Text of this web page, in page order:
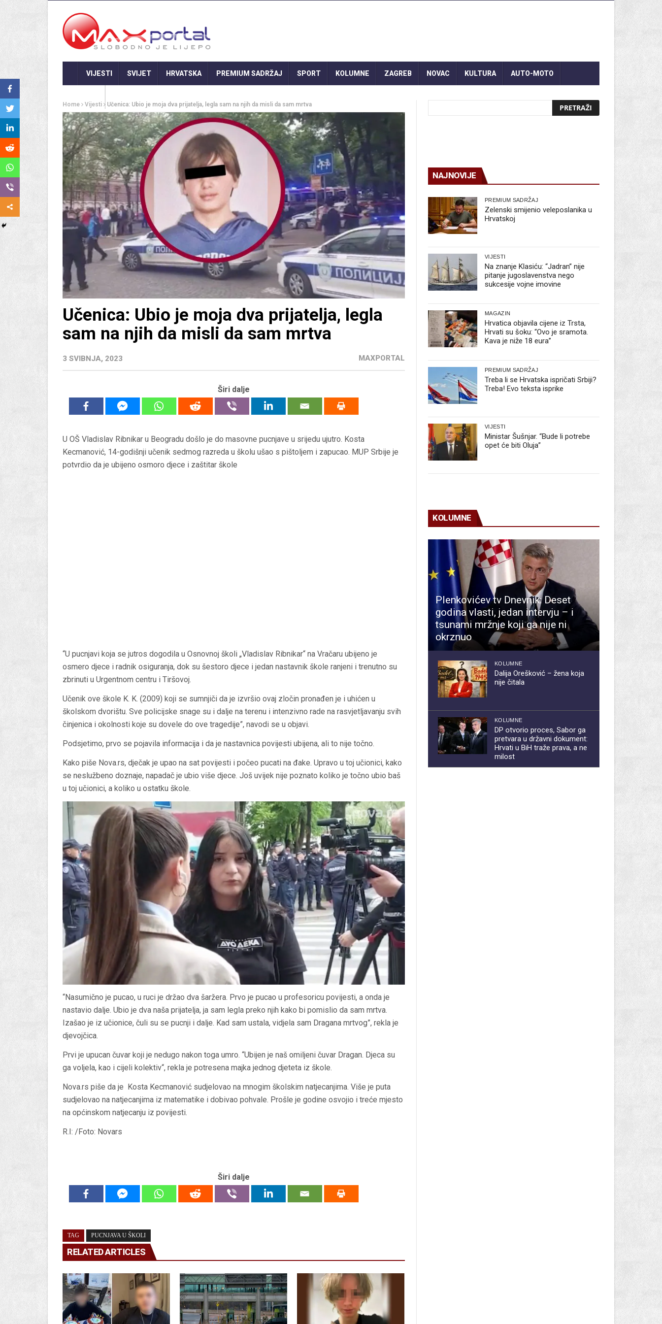
VIJESTI SVIJET HRVATSKA PREMIUM SADRŽAJ SPORT KOLUMNE ZAGREB NOVAC KULTURA AUTO-MOTO
Home Vijesti Učenica: Ubio je moja dva prijatelja, legla sam na njih da misli da sam mrtva
Učenica: Ubio je moja dva prijatelja, legla
sam na njih da misli da sam mrtva
3 SVIBNJA, 2023 MAXPORTAL
Širi dalje
U OŠ Vladislav Ribnikar u Beogradu došlo je do masovne pucnjave u srijedu ujutro. Kosta
Kecmanović, 14-godišnji učenik sedmog razreda u školu ušao s pištoljem i zapucao. MUP Srbije je
potvrdio da je ubijeno osmoro djece i zaštitar škole
“U pucnjavi koja se jutros dogodila u Osnovnoj školi „Vladislav Ribnikar“ na Vračaru ubijeno je
osmero djece i radnik osiguranja, dok su šestoro djece i jedan nastavnik škole ranjeni i trenutno su
zbrinuti u Urgentnom centru i Tiršovoj.
Učenik ove škole K. K. (2009) koji se sumnjiči da je izvršio ovaj zločin pronađen je i uhićen u
školskom dvorištu. Sve policijske snage su i dalje na terenu i intenzivno rade na rasvjetljavanju svih
činjenica i okolnosti koje su dovele do ove tragedije”, navodi se u objavi.
Podsjetimo, prvo se pojavila informacija i da je nastavnica povijesti ubijena, ali to nije točno.
Kako piše Nova.rs, dječak je upao na sat povijesti i počeo pucati na đake. Upravo u toj učionici, kako
se neslužbeno doznaje, napadač je ubio više djece. Još uvijek nije poznato koliko je točno ubio baš
u toj učionici, a koliko u ostatku škole.
“Nasumično je pucao, u ruci je držao dva šaržera. Prvo je pucao u profesoricu povijesti, a onda je
nastavio dalje. Ubio je dva naša prijatelja, ja sam legla preko njih kako bi pomislio da sam mrtva.
Izašao je iz učionice, čuli su se pucnji i dalje. Kad sam ustala, vidjela sam Dragana mrtvog”, rekla je
djevojčica.
Prvi je upucan čuvar koji je nedugo nakon toga umro. “Ubijen je naš omiljeni čuvar Dragan. Djeca su
ga voljela, kao i cijeli kolektiv“, rekla je potresena majka jednog djeteta iz škole.
Nova.rs piše da je Kosta Kecmanović sudjelovao na mnogim školskim natjecanjima. Više je puta
sudjelovao na natjecanjima iz matematike i dobivao pohvale. Prošle je godine osvojio i treće mjesto
na općinskom natjecanju iz povijesti.
R.I: /Foto: Novars
Širi dalje
TAG PUCNJAVA U ŠKOLI
RELATED ARTICLES
NAJNOVIJE
PREMIUM SADRŽAJ
Zelenski smijenio veleposlanika u
Hrvatskoj
VIJESTI
Na znanje Klasiću: “Jadran” nije
pitanje jugoslavenstva nego
sukcesije vojne imovine
MAGAZIN
Hrvatica objavila cijene iz Trsta,
Hrvati su šoku: “Ovo je sramota.
Kava je niže 18 eura”
PREMIUM SADRŽAJ
Treba li se Hrvatska ispričati Srbiji?
Treba! Evo teksta isprike
VIJESTI
Ministar Šušnjar. “Bude li potrebe
opet će biti Oluja”
KOLUMNE
Plenkovićev tv Dnevnik: Deset
godina vlasti, jedan intervju – i
tsunami mržnje koji ga nije ni
okrznuo
KOLUMNE
Dalija Orešković – žena koja
nije čitala
KOLUMNE
DP otvorio proces, Sabor ga
pretvara u državni dokument:
Hrvati u BiH traže prava, a ne
milost